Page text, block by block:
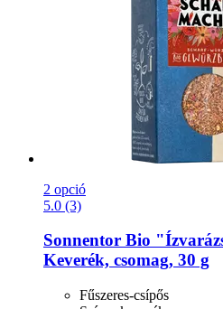
2 opció
5.0 (3)
Sonnentor Bio
Keverék, csomag, 30 g
Fűszeres-csípős